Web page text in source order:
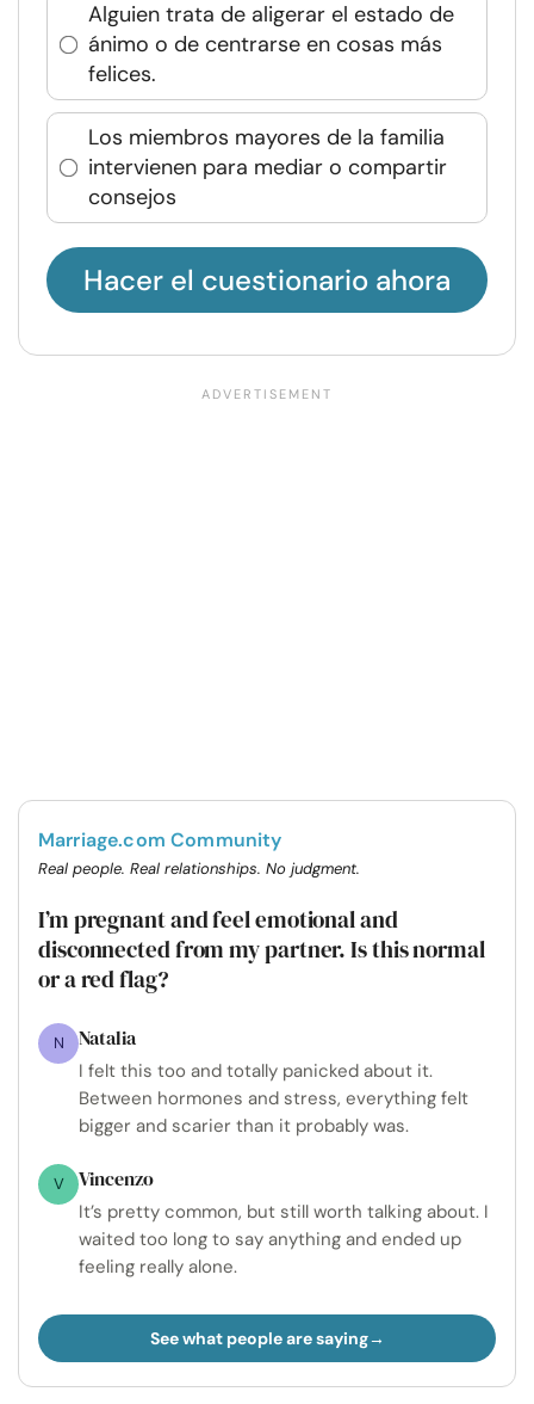
Alguien trata de aligerar el estado de
ánimo o de centrarse en cosas más
felices.
Los miembros mayores de la familia
intervienen para mediar o compartir
consejos
Hacer el cuestionario ahora
Marriage.com Community
Real people. Real relationships. No judgment.
I’m pregnant and feel emotional and
disconnected from my partner. Is this normal
or a red flag?
N Natalia
I felt this too and totally panicked about it.
Between hormones and stress, everything felt
bigger and scarier than it probably was.
V Vincenzo
It’s pretty common, but still worth talking about. I
waited too long to say anything and ended up
feeling really alone.
See what people are saying